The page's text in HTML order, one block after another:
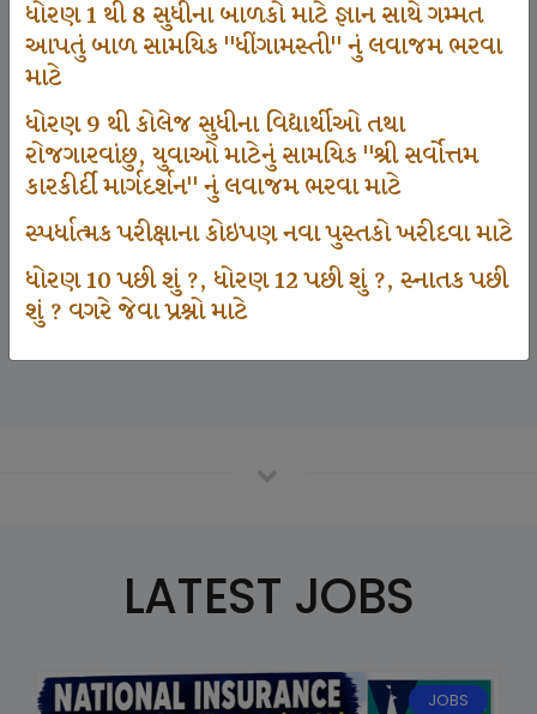
ધોરણ 1 થી 8 સુધીના બાળકો માટે જ્ઞાન સાથે ગમ્મત
આપતું બાળ સામયિક "ધીંગામસ્તી" નું લવાજમ ભરવા
માટે
ધોરણ 9 થી કોલેજ સુધીના વિદ્યાર્થીઓ તથા
રોજગારવાંછુ, યુવાઓ માટેનું સામયિક "શ્રી સર્વોત્તમ
કારકીર્દી માર્ગદર્શન" નું લવાજમ ભરવા માટે
સ્પર્ધાત્મક પરીક્ષાના કોઇપણ નવા પુસ્તકો ખરીદવા માટે
ધોરણ 10 પછી શું ?, ધોરણ 12 પછી શું ?, સ્નાતક પછી
શું ? વગરે જેવા પ્રશ્નો માટે
1000
Participate School In GKIQ
125000
LATEST JOBS
JOBS